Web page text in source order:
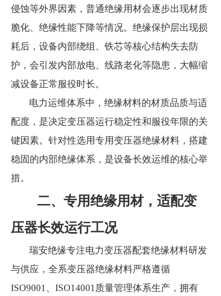
侵蚀等外界因素，普通绝缘用材会逐步出现材质
脆化、绝缘性能下降等情况。绝缘保护层出现损
耗后，设备内部绕组、铁芯等核心结构失去防
护，会引发内部放电、线路老化等隐患，大幅缩
减设备正常服役时长。
电力运维体系中，绝缘材料的材质品质与适
配度，是决定变压器运行稳定性和服役年限的关
键因素。针对性选用专用变压器绝缘材料，搭建
稳固的内部绝缘体系，是设备长效运维的核心举
措。
二、专用绝缘用材，适配变
压器长效运行工况
瑞安绝缘专注电力变压器配套绝缘材料研发
与供应，全系变压器绝缘材料严格遵循
ISO9001、ISO14001质量管理体系生产，拥有